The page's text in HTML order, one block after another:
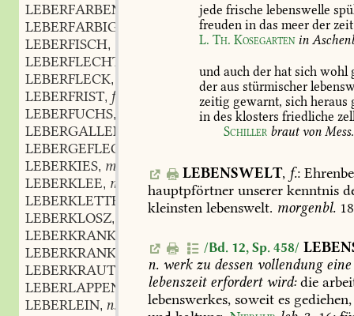
LEBERFARBEN
LEBERFARBIG
LEBERFISCH,
LEBERFLECHTE
LEBERFLECK,
LEBERFRIST, f.
LEBERFUCHS,
LEBERGALLENGANG
LEBERGEFLECHT
LEBERKIES, m.
LEBERKLEE, m.
LEBERKLETTE
LEBERKLOSZ,
LEBERKRANK
LEBERKRANKHEIT
LEBERKRAUT
LEBERLAPPEN
LEBERLEIN, n.
jede frische lebenswelle
freuden in das meer der zeit
L. Th. Kosegarten in
und auch der hat sich wohl
der aus stürmischer
zeitig gewarnt, sich heraus
in des klosters friedliche
Schiller brautvon Mess.
LEBENSWELT, f.:
hauptpförtner unserer kenntnis
kleinsten lebenswelt. morgenbl.
/Bd. 12, Sp. 458/
n. werkzu dessen vollendungeine
lebenszeiterfordertwird:die
lebenswerkes, soweit es gediehen,